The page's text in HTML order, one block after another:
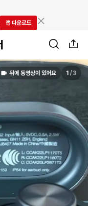
앱 다운로드
뒤에 동영상이 있어요 1 /3